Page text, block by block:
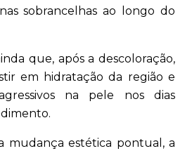
sobrancelhas ao longo do
que, após a descoloração,
em hidratação da região e
na pele nos dias
mudança estética pontual, a